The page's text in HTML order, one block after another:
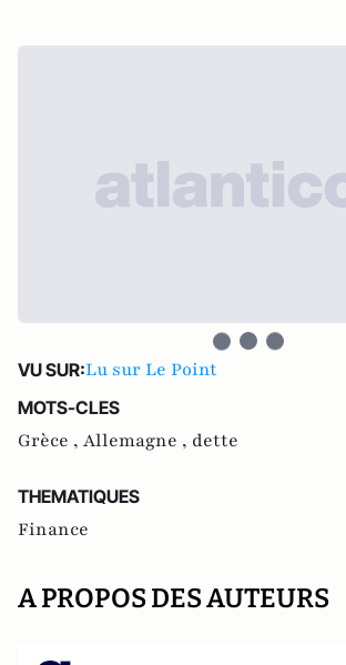
VU SUR:Lu sur Le Point
MOTS-CLES
Grèce , Allemagne , dette
THEMATIQUES
Finance
A PROPOS DES AUTEURS